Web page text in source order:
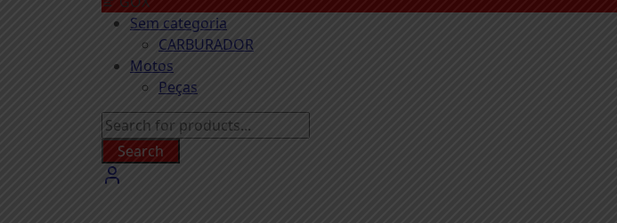
Sem categoria
CARBURADOR
Motos
Peças
Search